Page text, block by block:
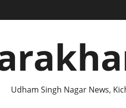
Udham Singh Nagar News,